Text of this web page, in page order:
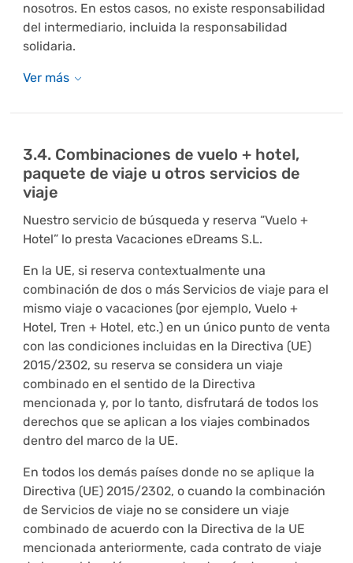
nosotros. En estos casos, no existe responsabilidad
del intermediario, incluida la responsabilidad
solidaria.
3.4. Combinaciones de vuelo + hotel,
paquete de viaje u otros servicios de
viaje
Nuestro servicio de búsqueda y reserva “Vuelo +
Hotel” lo presta Vacaciones eDreams S.L.
En la UE, si reserva contextualmente una
combinación de dos o más Servicios de viaje para el
mismo viaje o vacaciones (por ejemplo, Vuelo +
Hotel, Tren + Hotel, etc.) en un único punto de venta
con las condiciones incluidas en la Directiva (UE)
2015/2302, su reserva se considera un viaje
combinado en el sentido de la Directiva
mencionada y, por lo tanto, disfrutará de todos los
derechos que se aplican a los viajes combinados
dentro del marco de la UE.
En todos los demás países donde no se aplique la
Directiva (UE) 2015/2302, o cuando la combinación
de Servicios de viaje no se considere un viaje
combinado de acuerdo con la Directiva de la UE
mencionada anteriormente, cada contrato de viaje